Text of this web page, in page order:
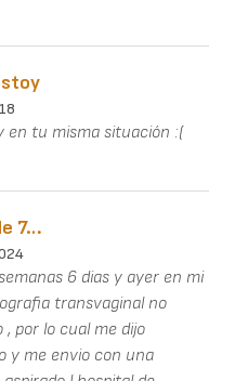
en tu misma situación :(
7…
6 dias y ayer en mi
transvaginal no
por lo cual me dijo
y me envio con una